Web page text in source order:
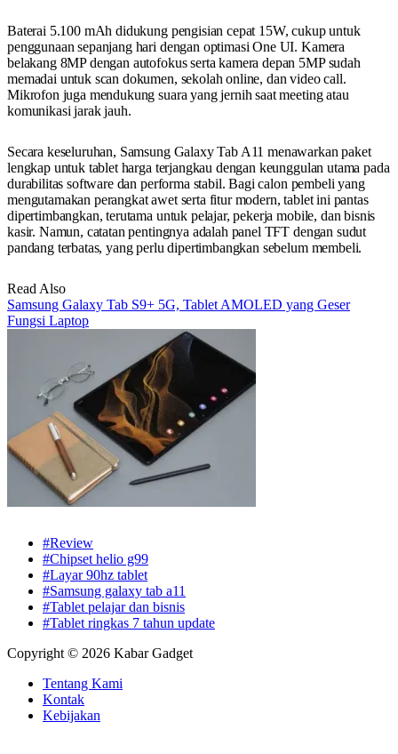
Baterai 5.100 mAh didukung pengisian cepat 15W, cukup untuk
penggunaan sepanjang hari dengan optimasi One UI. Kamera
belakang 8MP dengan autofokus serta kamera depan 5MP sudah
memadai untuk scan dokumen, sekolah online, dan video call.
Mikrofon juga mendukung suara yang jernih saat meeting atau
komunikasi jarak jauh.
Secara keseluruhan, Samsung Galaxy Tab A11 menawarkan paket
lengkap untuk tablet harga terjangkau dengan keunggulan utama pada
durabilitas software dan performa stabil. Bagi calon pembeli yang
mengutamakan perangkat awet serta fitur modern, tablet ini pantas
dipertimbangkan, terutama untuk pelajar, pekerja mobile, dan bisnis
kasir. Namun, catatan pentingnya adalah panel TFT dengan sudut
pandang terbatas, yang perlu dipertimbangkan sebelum membeli.
Read Also
Samsung Galaxy Tab S9+ 5G, Tablet AMOLED yang Geser
Fungsi Laptop
#Review
#Chipset helio g99
#Layar 90hz tablet
#Samsung galaxy tab a11
#Tablet pelajar dan bisnis
#Tablet ringkas 7 tahun update
Copyright © 2026 Kabar Gadget
Tentang Kami
Kontak
Kebijakan